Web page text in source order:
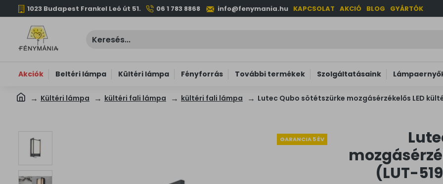
1023 Budapest Frankel Leó út 51. 06 1 783 8868 info@fenymania.hu KAPCSOLAT AKCIÓ BLOG GYÁRTÓK
Akciók Beltéri lámpa Kültéri lámpa Fényforrás További termékek Szolgáltatásaink
Kültéri lámpa kültéri fali lámpa kültéri fali lámpa Lutec Qubo sötétszürke mozgásérzékelős LED
GARANCIA 5 ÉV
(LUT-